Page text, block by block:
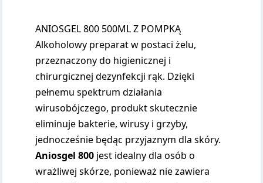
ANIOSGEL 800 500ML Z POMPKĄ
Alkoholowy preparat w postaci żelu,
przeznaczony do higienicznej i
chirurgicznej dezynfekcji rąk. Dzięki
pełnemu spektrum działania
wirusobójczego, produkt skutecznie
eliminuje bakterie, wirusy i grzyby,
jednocześnie będąc przyjaznym dla skóry.
Aniosgel 800 jest idealny dla osób o
wrażliwej skórze, ponieważ nie zawiera